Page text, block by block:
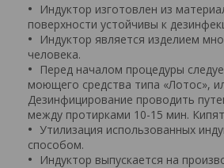
Индуктор изготовлен из
поверхности устойчивы к
Индуктор является изделием
человека.
Перед началом процедуры
моющего средства типа «Лотос»,
Дезинфицирование проводить
между протирками 10-15 мин.
Утилизация использованных
способом.
Индуктор выпускается на